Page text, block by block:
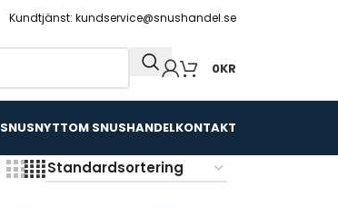
Kundtjänst: kundservice@snushandel.se
0KR
SNUSNYTTOM SNUSHANDELKONTAKT